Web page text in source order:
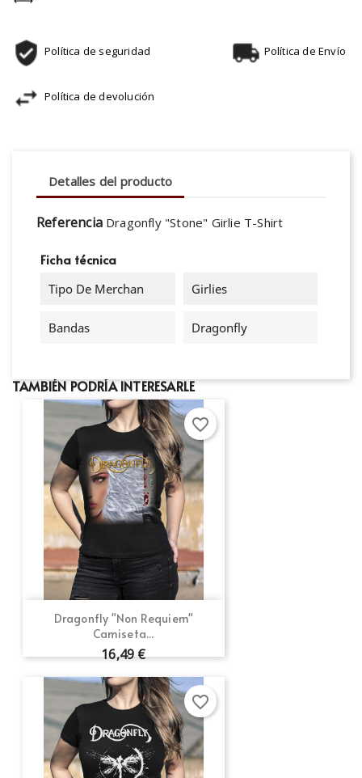
Política de seguridad Política de Envío
Política de devolución
Detalles del producto
Referencia Dragonfly "Stone" Girlie T-Shirt
Ficha técnica
Tipo De Merchan Girlies
Bandas Dragonfly
TAMBIÉN PODRÍA INTERESARLE
Dragonfly "Non Requiem"
Camiseta...
16,49 €
favorite_border
favorite_border